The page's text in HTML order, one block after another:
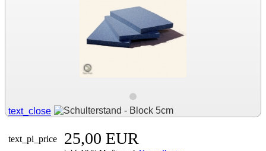
text_close
text_pi_price 25,00 EUR